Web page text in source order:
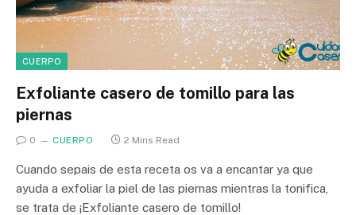
CUERPO
Exfoliante casero de tomillo para las
piernas
0 CUERPO 2 Mins Read
Cuando sepais de esta receta os va a encantar ya que
ayuda a exfoliar la piel de las piernas mientras la tonifica,
se trata de ¡Exfoliante casero de tomillo!